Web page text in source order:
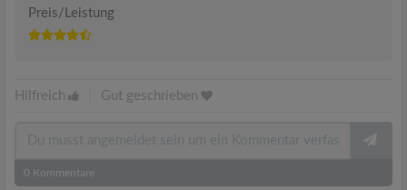
Preis/Leistung
Hilfreich Gut geschrieben
0 Kommentare